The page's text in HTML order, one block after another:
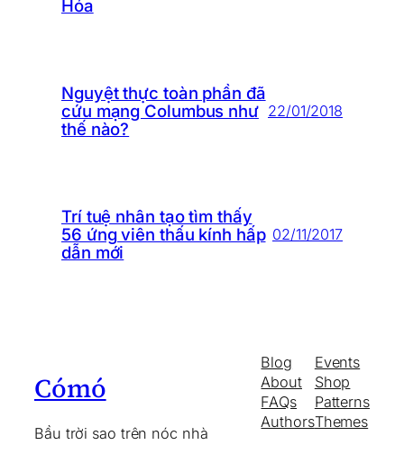
Hỏa
Nguyệt thực toàn phần đã
cứu mạng Columbus như
thế nào?
22/01/2018
Trí tuệ nhân tạo tìm thấy
56 ứng viên thấu kính hấp
dẫn mới
02/11/2017
Cómó
Bầu trời sao trên nóc nhà
Blog
About
FAQs
Authors
Events
Shop
Patterns
Themes